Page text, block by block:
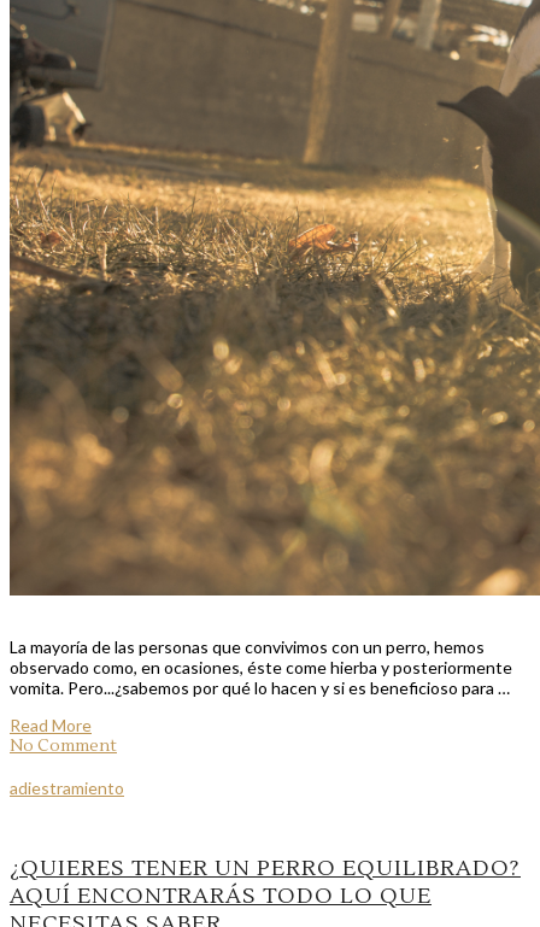
La mayoría de las personas que convivimos con un perro, hemos
observado como, en ocasiones, éste come hierba y posteriormente
vomita. Pero...¿sabemos por qué lo hacen y si es beneficioso para …
Read More
No Comment
adiestramiento
¿QUIERES TENER UN PERRO EQUILIBRADO?
AQUÍ ENCONTRARÁS TODO LO QUE